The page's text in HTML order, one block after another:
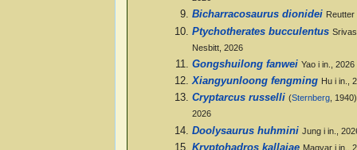
Bicharracosaurus dionidei Reutter
Ptychotherates bucculentus
Nesbitt, 2026
Gongshuilong fanwei Yao i in., 2026
Xiangyunloong fengming Hu i in.,
Cryptarcus russelli (Sternberg,
2026
Doolysaurus huhmini Jung i in.,
Kryptohadros kallaiae Magyar i in.,